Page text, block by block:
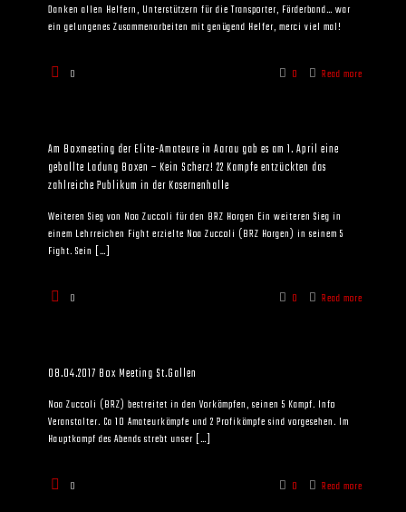
Danken allen Helfern, Unterstützern für die Transporter, Förderband… war
ein gelungenes Zusammenarbeiten mit genügend Helfer, merci viel mal!
0 0 Read more
Am Boxmeeting der Elite-Amateure in Aarau gab es am 1. April eine
geballte Ladung Boxen – Kein Scherz! 22 Kampfe entzückten das
zahlreiche Publikum in der Kasernenhalle
Weiteren Sieg von Noa Zuccoli für den BRZ Horgen Ein weiteren Sieg in
einem Lehrreichen Fight erzielte Noa Zuccoli (BRZ Horgen) in seinem 5
Fight. Sein […]
0 0 Read more
08.04.2017 Box Meeting St.Gallen
Noa Zuccoli (BRZ) bestreitet in den Vorkämpfen, seinen 5 Kampf. Info
Veranstalter. Ca 10 Amateurkämpfe und 2 Profikämpfe sind vorgesehen. Im
Hauptkampf des Abends strebt unser […]
0 0 Read more